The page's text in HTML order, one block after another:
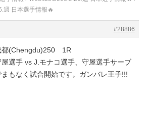
週 日本選手情報🔥
#28886
都(Chengdu)250 1R
屋選手 vs J.モナコ選手、守屋選手サーブ
まもなく試合開始です。ガンバレ王子!!!